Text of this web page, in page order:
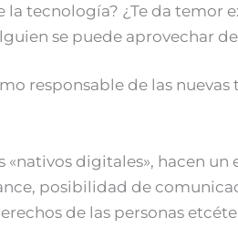
la tecnología? ¿Te da
se puede aprovechar
responsable de las
digitales», hacen
posibilidad de
de las personas